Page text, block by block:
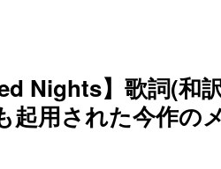
Nights】歌詞(和
起用された今作の